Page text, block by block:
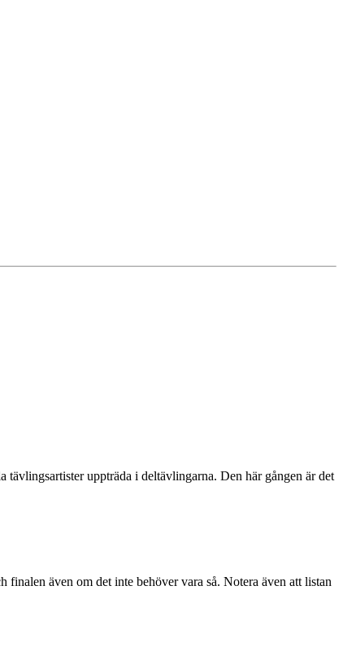
tävlingsartister uppträda i deltävlingarna. Den här gången är det
även om det inte behöver vara så. Notera även att listan